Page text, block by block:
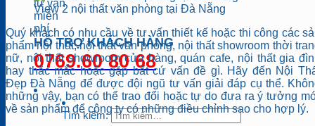
HỖ TRỢ KHÁCH HÀNG
0769.60 80 68
Tìm kiếm:
View 2 nội thất văn phòng tại Đà Nẵng
Quý khách có nhu cầu về tư vấn thiết kế hoặc thi công các
phẩm nội thất, nội thất văn phòng, nội thất showroom thời
nữ, nội thất showroom cửa hàng, quán cafe, nội thất gia
hay thắc mắc hoặc gặp bất cứ vấn đề gì. Hãy đến Nội
Đẹp Đà Nẵng để được đội ngũ tư vấn giải đáp cụ thể.
những vậy, bạn có thể trao đổi hoặc tự do đưa ra ý tưởng
về sản phẩm để công ty có những điều chỉnh sao cho hợp lý.